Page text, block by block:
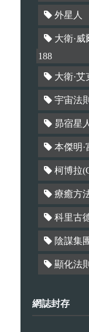
外星人
大衛·
188
大衛·
宇宙法則
昴宿星
本傑明·
柯博拉
療癒方
科里古
陰謀集
顯化法則
網誌封存